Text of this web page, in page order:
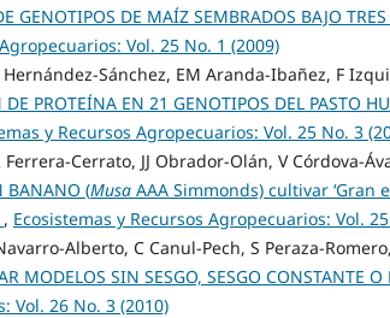
GENOTIPOS DE MAÍZ SEMBRADOS BAJO
Vol. 25 No. 1 (2009)
Sánchez, EM Aranda-Ibañez, F
PROTEÍNA EN 21 GENOTIPOS DEL PASTO
y Recursos Agropecuarios: Vol. 25 No. 3
Cerrato, JJ Obrador-Olán, V Córdova-
BANANO (Musa AAA Simmonds) cultivar ‘Gran
, Ecosistemas y Recursos Agropecuarios: Vol.
Alberto, C Canul-Pech, S Peraza-Romero,
MODELOS SIN SESGO, SESGO CONSTANTE
Vol. 26 No. 3 (2010)